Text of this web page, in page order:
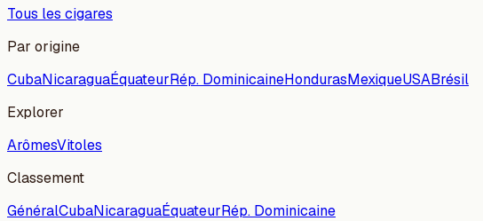
Tous les cigares
Par origine
CubaNicaraguaÉquateurRép. DominicaineHondurasMexiqueUSABrésil
Explorer
ArômesVitoles
Classement
GénéralCubaNicaraguaÉquateurRép. Dominicaine